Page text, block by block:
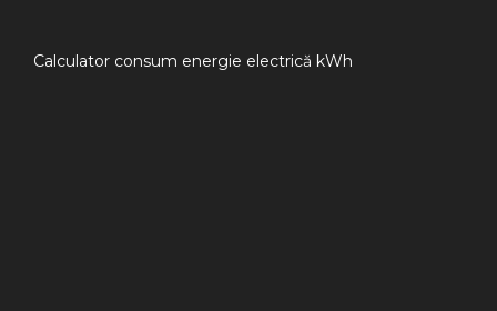
Calculator consum energie electrică kWh